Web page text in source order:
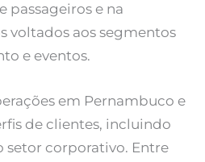
passageiros e na
voltados aos segmentos
e eventos.
em Pernambuco e
de clientes, incluindo
setor corporativo. Entre